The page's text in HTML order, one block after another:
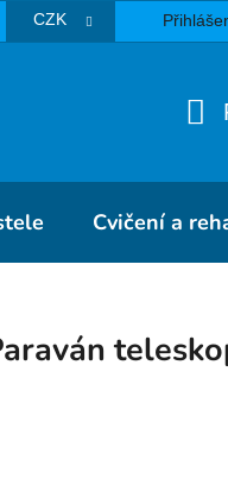
CZK
Cvičení a